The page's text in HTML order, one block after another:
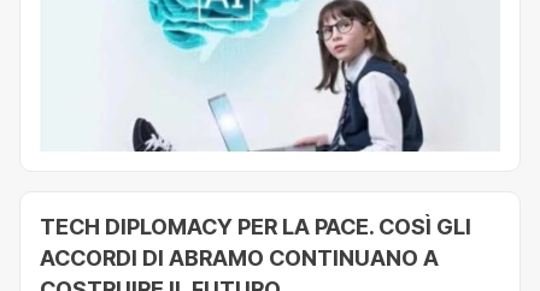
TECH DIPLOMACY PER LA PACE. COSÌ GLI
ACCORDI DI ABRAMO CONTINUANO A